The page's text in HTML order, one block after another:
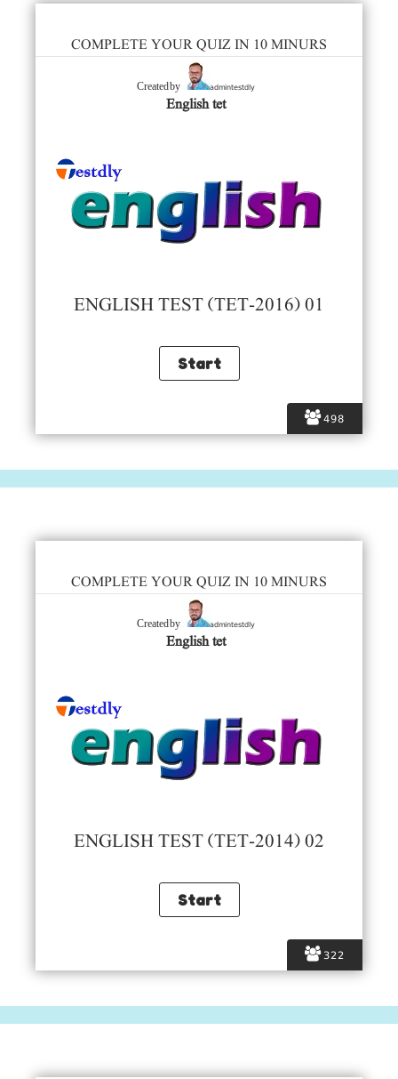
498
COMPLETE YOUR QUIZ IN 10 MINURS
Created by admintestdly
English tet
ENGLISH TEST (TET-2016) 01
322
COMPLETE YOUR QUIZ IN 10 MINURS
Created by admintestdly
English tet
ENGLISH TEST (TET-2014) 02